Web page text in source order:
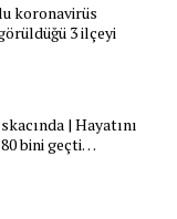
koronavirüs
3 ilçeyi
| Hayatını
80 bini geçti…